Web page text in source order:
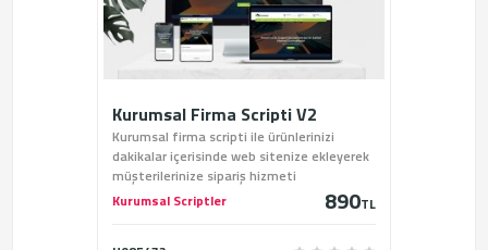
Kurumsal Firma Scripti V2
Kurumsal firma scripti ile ürünlerinizi
dakikalar içerisinde web sitenize ekleyerek
müşterilerinize sipariş hizmeti
verebilirsiniz.
Kurumsal Scriptler 890TL